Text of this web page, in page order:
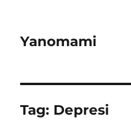
Yanomami
Tag: Depresi